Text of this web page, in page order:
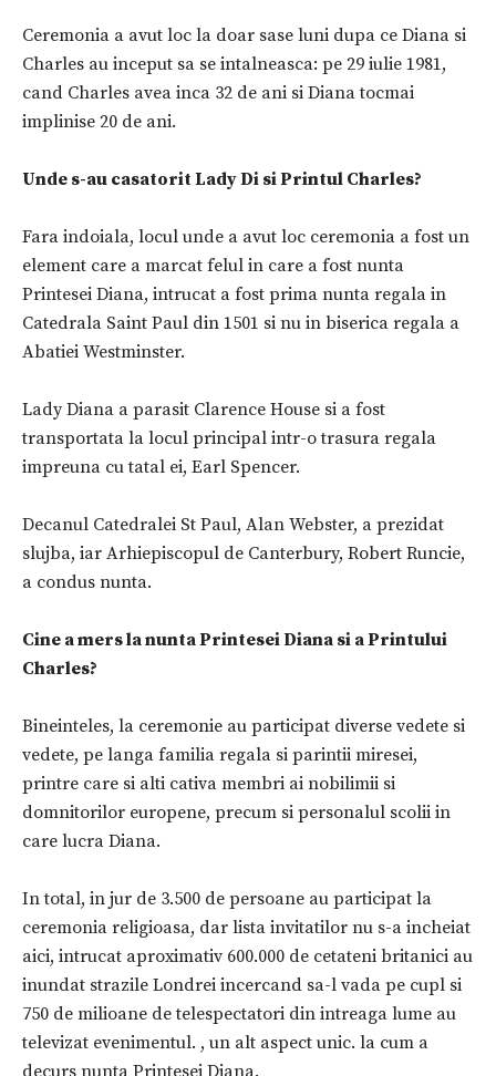
Ceremonia a avut loc la doar sase luni dupa ce Diana si
Charles au inceput sa se intalneasca: pe 29 iulie 1981,
cand Charles avea inca 32 de ani si Diana tocmai
implinise 20 de ani.
Unde s-au casatorit Lady Di si Printul Charles?
Fara indoiala, locul unde a avut loc ceremonia a fost un
element care a marcat felul in care a fost nunta
Printesei Diana, intrucat a fost prima nunta regala in
Catedrala Saint Paul din 1501 si nu in biserica regala a
Abatiei Westminster.
Lady Diana a parasit Clarence House si a fost
transportata la locul principal intr-o trasura regala
impreuna cu tatal ei, Earl Spencer.
Decanul Catedralei St Paul, Alan Webster, a prezidat
slujba, iar Arhiepiscopul de Canterbury, Robert Runcie,
a condus nunta.
Cine a mers la nunta Printesei Diana si a Printului
Charles?
Bineinteles, la ceremonie au participat diverse vedete si
vedete, pe langa familia regala si parintii miresei,
printre care si alti cativa membri ai nobilimii si
domnitorilor europene, precum si personalul scolii in
care lucra Diana.
In total, in jur de 3.500 de persoane au participat la
ceremonia religioasa, dar lista invitatilor nu s-a incheiat
aici, intrucat aproximativ 600.000 de cetateni britanici au
inundat strazile Londrei incercand sa-l vada pe cupl si
750 de milioane de telespectatori din intreaga lume au
televizat evenimentul. , un alt aspect unic. la cum a